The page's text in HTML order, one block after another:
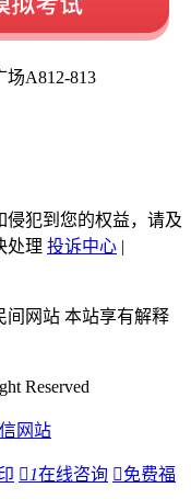
A812-813
犯到您的权益，请及
处理 投诉中心 |
间网站 本站享有解释
Reserved
网站
 1在线咨询 免费福